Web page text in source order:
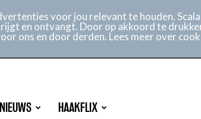
NIEUWS HAAKFLIX
voor jou relevant te houden.
en ontvangt. Door op akkoord te
ons en door derden. Lees meer over